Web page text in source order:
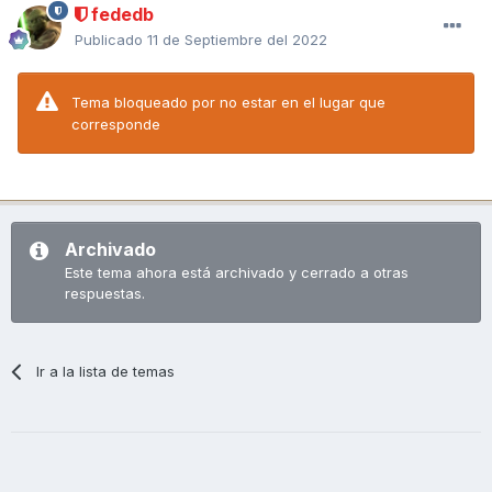
fededb
Publicado 11 de Septiembre del 2022
Tema bloqueado por no estar en el lugar que
corresponde
Archivado
Este tema ahora está archivado y cerrado a otras
respuestas.
Ir a la lista de temas